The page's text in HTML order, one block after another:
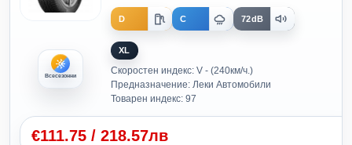
Всесезонни
D C 72dB
XL
Скоростен индекс: V - (240км/ч.)
Предназначение: Леки Автомобили
Товарен индекс: 97
€111.75 / 218.57лв